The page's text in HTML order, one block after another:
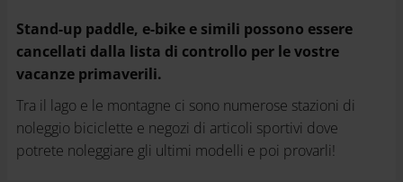
Stand-up paddle, e-bike e simili possono essere
cancellati dalla lista di controllo per le vostre
vacanze primaverili.
Tra il lago e le montagne ci sono numerose stazioni di
noleggio biciclette e negozi di articoli sportivi dove
potrete noleggiare gli ultimi modelli e poi provarli!